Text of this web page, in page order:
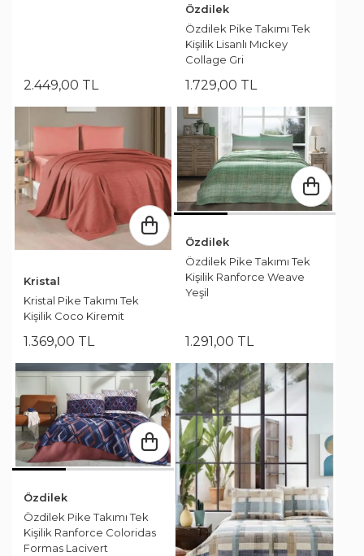
2.449,00 TL
Özdilek
Özdilek Pike Takımı Tek
Kişilik Lisanlı Mıckey
Collage Gri
1.729,00 TL
Kristal
Kristal Pike Takımı Tek
Kişilik Coco Kiremit
1.369,00 TL
Özdilek
Özdilek Pike Takımı Tek
Kişilik Ranforce Weave
Yeşil
1.291,00 TL
Özdilek
Özdilek Pike Takımı Tek
Kişilik Ranforce Coloridas
Formas Lacivert